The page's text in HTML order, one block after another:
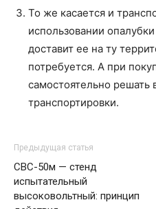
То же касается и
использовании
доставит ее на ту
потребуется. А при
самостоятельно решать
транспортировки.
Предыдущая статья
СВС-50м — стенд
испытательный
высоковольтный: принцип